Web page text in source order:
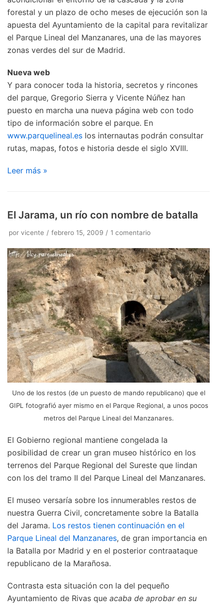
forestal y un plazo de ocho meses de ejecución son la
apuesta del Ayuntamiento de la capital para revitalizar
el Parque Lineal del Manzanares, una de las mayores
zonas verdes del sur de Madrid.
Nueva web
Y para conocer toda la historia, secretos y rincones
del parque, Gregorio Sierra y Vicente Núñez han
puesto en marcha una nueva página web con todo
tipo de información sobre el parque. En
www.parquelineal.es los internautas podrán consultar
rutas, mapas, fotos e historia desde el siglo XVIII.
Leer más »
El Jarama, un río con nombre de batalla
por vicente febrero 15, 2009 1 comentario
Uno de los restos (de un puesto de mando republicano) que el
GIPL fotografió ayer mismo en el Parque Regional, a unos pocos
metros del Parque Lineal del Manzanares.
El Gobierno regional mantiene congelada la
posibilidad de crear un gran museo histórico en los
terrenos del Parque Regional del Sureste que lindan
con los del tramo II del Parque Lineal del Manzanares.
El museo versaría sobre los innumerables restos de
nuestra Guerra Civil, concretamente sobre la Batalla
del Jarama. Los restos tienen continuación en el
Parque Lineal del Manzanares, de gran importancia en
la Batalla por Madrid y en el posterior contraataque
republicano de la Marañosa.
Contrasta esta situación con la del pequeño
Ayuntamiento de Rivas que acaba de aprobar en su